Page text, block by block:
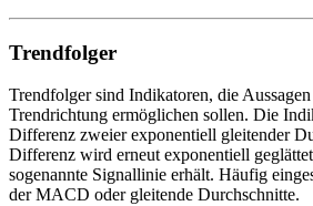
Trendfolger
Trendfolger sind Indikatoren, die
Trendrichtung ermöglichen sollen. Die
Differenz zweier exponentiell gleitender
Differenz wird erneut exponentiell
sogenannte Signallinie erhält. Häufig
der MACD oder gleitende Durchschnitte.